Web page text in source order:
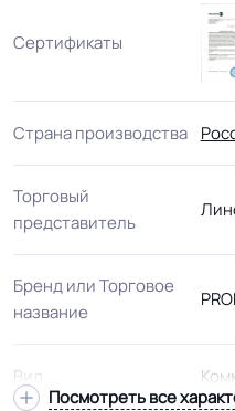
Сертификаты
Страна производства
Торговый
представитель
Бренд или Торговое
название
Вид
Посмотреть все